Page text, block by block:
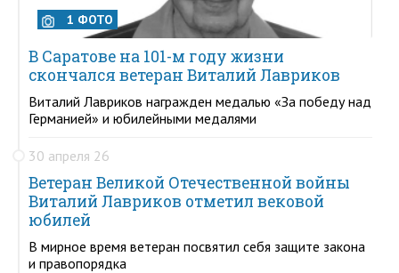
1 ФОТО
В Саратове на 101-м году жизни
скончался ветеран Виталий Лавриков
Виталий Лавриков награжден медалью «За победу над
Германией» и юбилейными медалями
30 апреля 26
Ветеран Великой Отечественной войны
Виталий Лавриков отметил вековой
юбилей
В мирное время ветеран посвятил себя защите закона
и правопорядка